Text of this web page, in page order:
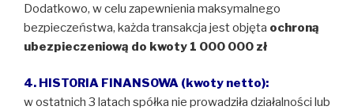
Dodatkowo, w celu zapewnienia maksymalnego
bezpieczeństwa, każda transakcja jest objęta ochroną
ubezpieczeniową do kwoty 1 000 000 zł
4. HISTORIA FINANSOWA (kwoty netto):
w ostatnich 3 latach spółka nie prowadziła działalności lub